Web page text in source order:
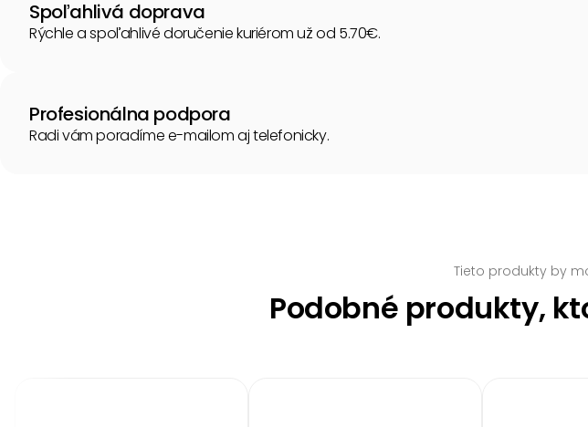
Spoľahlivá doprava
Rýchle a spoľahlivé doručenie kuriérom už od 5.70€.
Profesionálna podpora
Radi vám poradíme e-mailom aj telefonicky.
Tieto produkty by
Podobné produkty,